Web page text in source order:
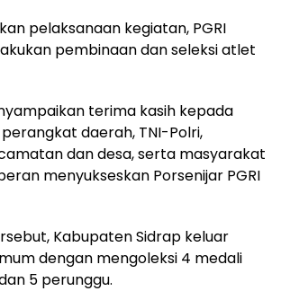
pelaksanaan kegiatan, PGRI
pembinaan dan seleksi atlet
terima kasih kepada
daerah, TNI-Polri,
dan desa, serta masyarakat
menyukseskan Porsenijar PGRI
Kabupaten Sidrap keluar
dengan mengoleksi 4 medali
5 perunggu.